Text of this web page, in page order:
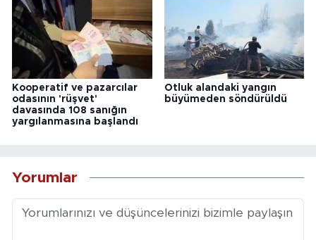
Kooperatif ve pazarcılar
odasının 'rüşvet'
davasında 108 sanığın
yargılanmasına başlandı
Otluk alandaki yangın
büyümeden söndürüldü
Yorumlar